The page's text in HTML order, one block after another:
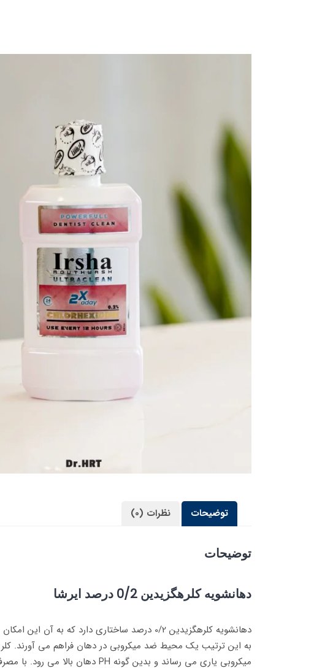
توضیحات نظرات (0)
توضیحات
دهانشویه کلرهگزیدین 0/2 درصد ایرشا
دهانشویه کلرهگزیدین 0/2 درصد ساختاری
به این ترتیب یک محیط ضد میکروبی در دهان فراهم می آورند.
میکروبی یاری می رساند و بدین گونه PH دهان بالا می رود. با مصرف این دهانشویه دهانی همیشه خوشبو و عاری از میکروب را خواهید داشت.